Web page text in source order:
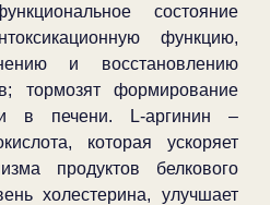
состояние
функцию,
и восстановлению
тормозят формирование
в печени. L-аргинин –
которая ускоряет
продуктов белкового
холестерина, улучшает